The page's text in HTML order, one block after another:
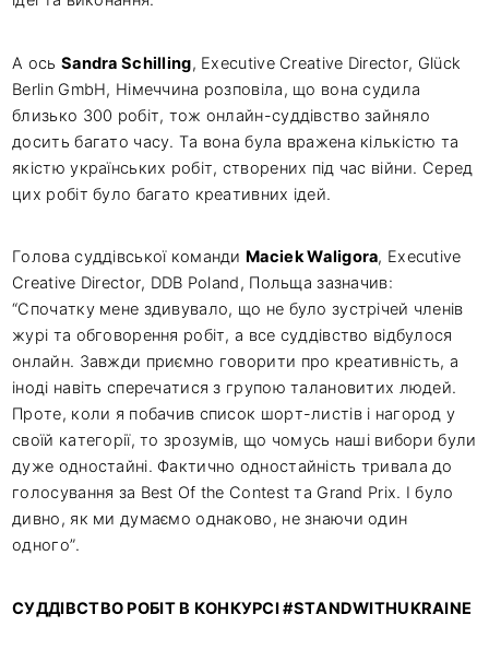
А ось Sandra Schilling, Executive Creative Director, Glück
Berlin GmbH, Німеччина розповіла, що вона судила
близько 300 робіт, тож онлайн-суддівство зайняло
досить багато часу. Та вона була вражена кількістю та
якістю українських робіт, створених під час війни. Серед
цих робіт було багато креативних ідей.
Голова суддівської команди Maciek Waligora, Executive
Creative Director, DDB Poland, Польща зазначив:
“Спочатку мене здивувало, що не було зустрічей членів
журі та обговорення робіт, а все суддівство відбулося
онлайн. Завжди приємно говорити про креативність, а
іноді навіть сперечатися з групою талановитих людей.
Проте, коли я побачив список шорт-листів і нагород у
своїй категорії, то зрозумів, що чомусь наші вибори були
дуже одностайні. Фактично одностайність тривала до
голосування за Best Of the Contest та Grand Prix. І було
дивно, як ми думаємо однаково, не знаючи один
одного”.
СУДДІВСТВО РОБІТ В КОНКУРСІ #STANDWITHUKRAINE